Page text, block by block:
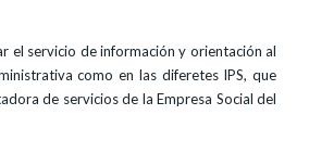
el servicio de información y orientación al
como en las diferetes IPS, que
de servicios de la Empresa Social del